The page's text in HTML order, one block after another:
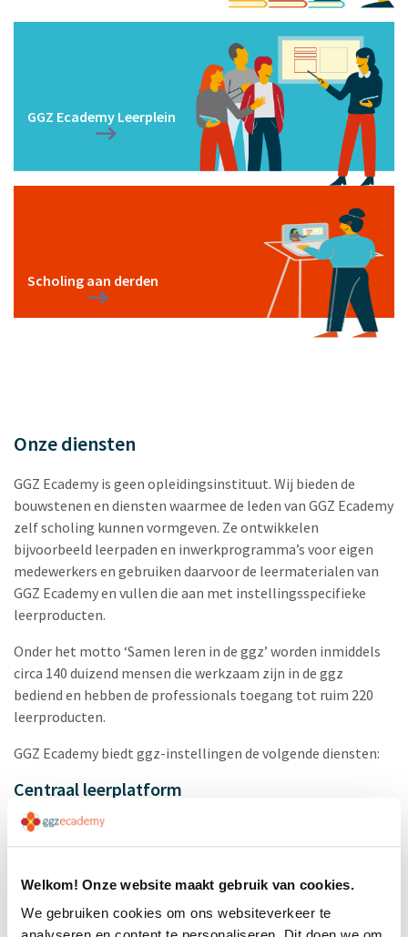
Welkom! Onze website maakt gebruik van cookies.
We gebruiken cookies om ons websiteverkeer te
GGZ Ecademy Leerplein
Scholing aan derden
Onze diensten
GGZ Ecademy is geen opleidingsinstituut. Wij bieden de
bouwstenen en diensten waarmee de leden van GGZ Ecademy
zelf scholing kunnen vormgeven. Ze ontwikkelen
bijvoorbeeld leerpaden en inwerkprogramma’s voor eigen
medewerkers en gebruiken daarvoor de leermaterialen van
GGZ Ecademy en vullen die aan met instellingsspecifieke
leerproducten.
Onder het motto ‘Samen leren in de ggz’ worden inmiddels
circa 140 duizend mensen die werkzaam zijn in de ggz
bediend en hebben de professionals toegang tot ruim 220
leerproducten.
GGZ Ecademy biedt ggz-instellingen de volgende diensten:
Centraal leerplatform
Om e-learning modules aan te bieden en te beheren heb je
omgeving, met de look & feel van de organisatie, hebben
leden toegang tot alle leerproducten van GGZ Ecademy.